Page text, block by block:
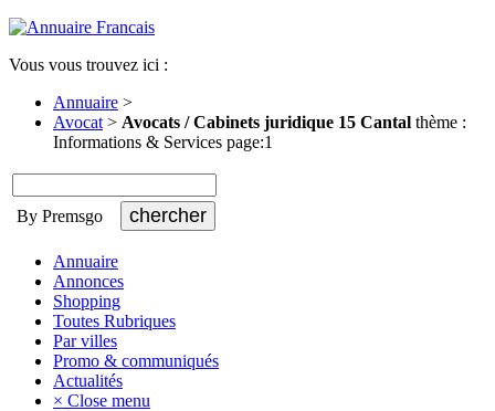
Vous vous trouvez ici :
Annuaire >
Avocat > Avocats / Cabinets juridique 15 Cantal thème :
Informations & Services page:1
By Premsgo
Annuaire
Annonces
Shopping
Toutes Rubriques
Par villes
Promo & communiqués
Actualités
× Close menu